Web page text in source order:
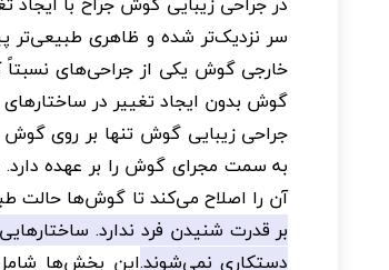
سر نزدیک‌تر شده و ظاهری طبیعی‌تر
خارجی گوش یکی از جراحی‌های نسبتاً
گوش بدون ایجاد تغییر در
جراحی زیبایی گوش تنها بر روی
به سمت مجرای گوش را بر عهده
آن را اصلاح می‌کند تا گوش‌ها حالت
بر قدرت شنیدن فرد ندارد.
دستکاری نمی‌شوند.این بخش‌ها